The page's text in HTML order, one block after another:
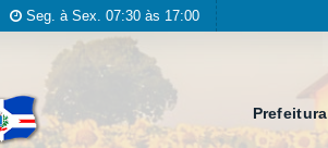
Seg. à Sex. 07:30 às 17:00
Prefeitura